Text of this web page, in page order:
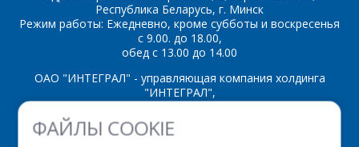
ФАЙЛЫ COOKIE
Республика Беларусь, г. Минск
Режим работы: Ежедневно, кроме субботы и воскресенья
с 9.00. до 18.00,
обед с 13.00 до 14.00
ОАО "ИНТЕГРАЛ" - управляющая компания холдинга
"ИНТЕГРАЛ",
ул. Казинца И.П., д.121А, комната 327, г. Минск, 220108,
Республика Беларусь